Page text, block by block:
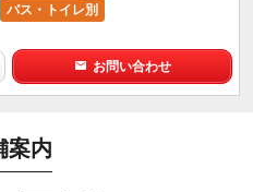
バス・トイレ別
お問い合わせ
案内